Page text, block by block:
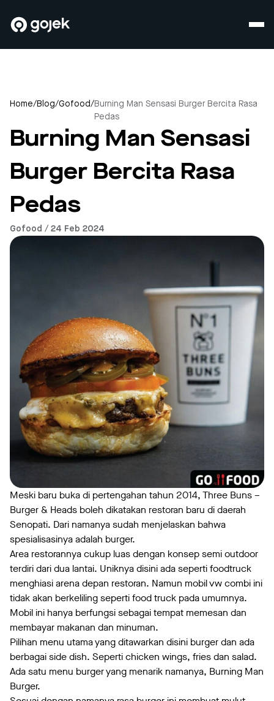
Home/Blog/Gofood/Burning Man Sensasi Burger Bercita Rasa
Pedas
Burning Man Sensasi
Burger Bercita Rasa
Pedas
Gofood / 24 Feb 2024
Meski baru buka di pertengahan tahun 2014, Three Buns –
Burger & Heads boleh dikatakan restoran baru di daerah
Senopati. Dari namanya sudah menjelaskan bahwa
spesialisasinya adalah burger.
Area restorannya cukup luas dengan konsep semi outdoor
terdiri dari dua lantai. Uniknya disini ada seperti foodtruck
menghiasi arena depan restoran. Namun mobil vw combi ini
tidak akan berkeliling seperti food truck pada umumnya.
Mobil ini hanya berfungsi sebagai tempat memesan dan
membayar makanan dan minuman.
Pilihan menu utama yang ditawarkan disini burger dan ada
berbagai side dish. Seperti chicken wings, fries dan salad.
Ada satu menu burger yang menarik namanya, Burning Man
Burger.